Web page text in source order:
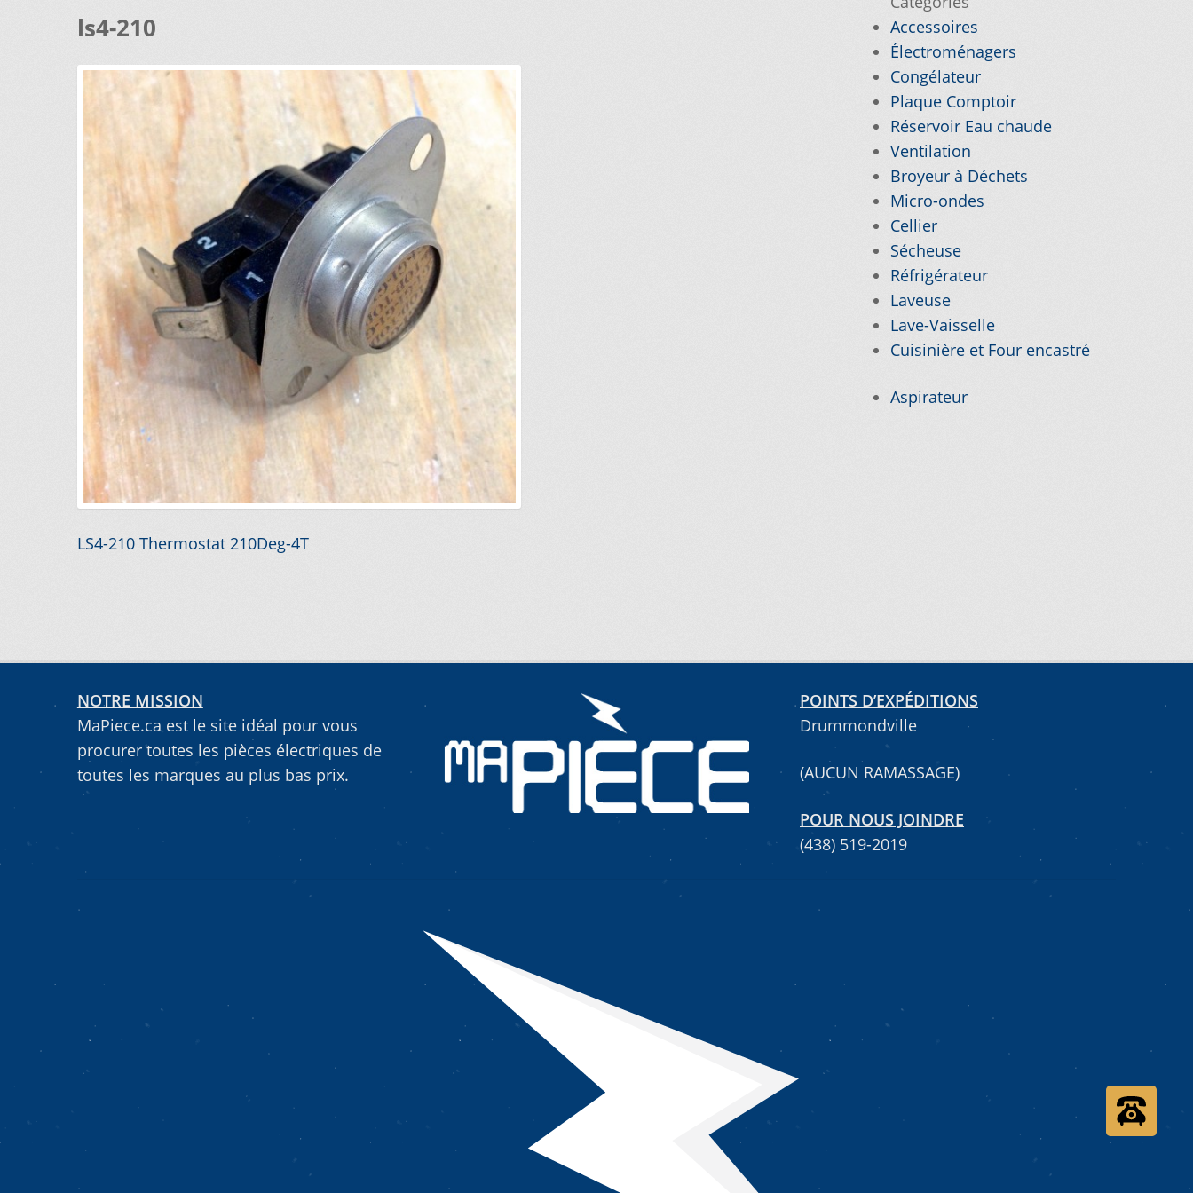
DEMANDE DE PARUTION JOINDRE LE SERVICE À LA CLIENTÈLE
LAVEUSE WHIRLPOOL, JE DÉSIRE VOIR….MON COMPTENOS PROMOTIONS POUR QUEL TYPE D’APPAREIL ?
SI VOUS NE TROUVEZ PAS LA PIÈCE QUE VOUS CHERCHEZ, ON L’AJOUTE POUR VOUS ! TRUCS ET ASTUCES
VOUS NE TROUVEZ PAS LA PIÈCE SUR NOTRE SITE… METTEZ CETTE PAGE DANS VOS FAVORIS!
ls4-210
Navigation
Article
LS4-210 Thermostat 210Deg-4T
Accessoires
Électroménagers
Congélateur
Plaque Comptoir
Réservoir Eau chaude
Ventilation
Broyeur à Déchets
Micro-ondes
Cellier
Sécheuse
Réfrigérateur
Laveuse
Lave-Vaisselle
Cuisinière et Four encastré
Aspirateur
NOTRE MISSION
MaPiece.ca est le site idéal pour vous
procurer toutes les pièces électriques de
toutes les marques au plus bas prix.
POINTS D’EXPÉDITIONS
Drummondville
(AUCUN RAMASSAGE)
POUR NOUS JOINDRE
(438) 519-2019